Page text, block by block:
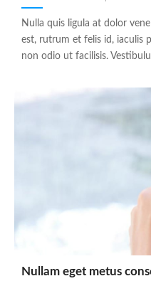
on
Nulla quis ligula at dolor
est, rutrum et felis id, iaculis
non odio ut facilisis.
Nullam eget metus